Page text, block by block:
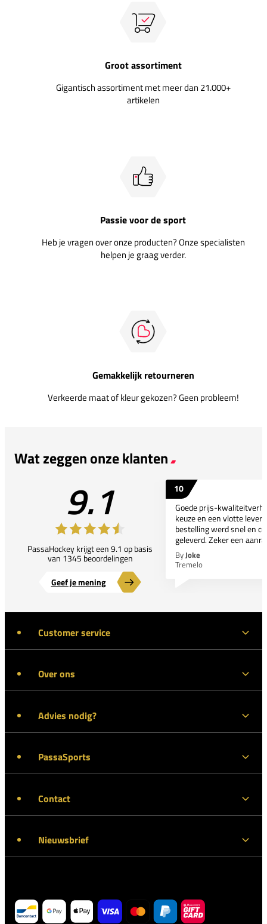
Groot assortiment
Gigantisch assortiment met meer dan 21.000+
artikelen
Passie voor de sport
Heb je vragen over onze producten? Onze specialisten
helpen je graag verder.
Gemakkelijk retourneren
Verkeerde maat of kleur gekozen? Geen probleem!
Wat zeggen onze klanten
9.1
PassaHockey krijgt een 9.1 op basis
van 1345 beoordelingen
Geef je mening
10
Goede prijs-
keuze en een vlotte
bestelling werd snel en
geleverd. Zeker een
ByJoke
Tremelo
Customer service
Over ons
Advies nodig?
PassaSports
Contact
Nieuwsbrief